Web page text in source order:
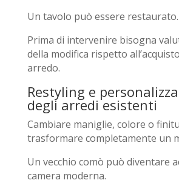
Un tavolo può essere restaurato.
Prima di intervenire bisogna
della modifica rispetto
arredo.
Restyling e
degli arredi esistenti
Cambiare maniglie, colore o
trasformare completamente un
Un vecchio comò può diventare
camera moderna.